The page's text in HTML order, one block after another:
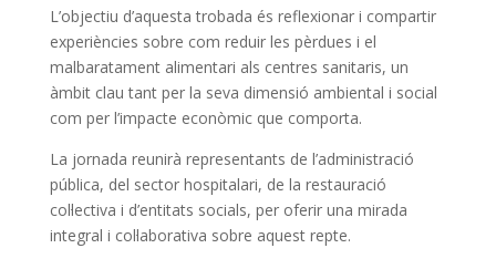
L’objectiu d’aquesta trobada és reflexionar i compartir
experiències sobre com reduir les pèrdues i el
malbaratament alimentari als centres sanitaris, un
àmbit clau tant per la seva dimensió ambiental i social
com per l’impacte econòmic que comporta.
La jornada reunirà representants de l’administració
pública, del sector hospitalari, de la restauració
col·lectiva i d’entitats socials, per oferir una mirada
integral i col·laborativa sobre aquest repte.